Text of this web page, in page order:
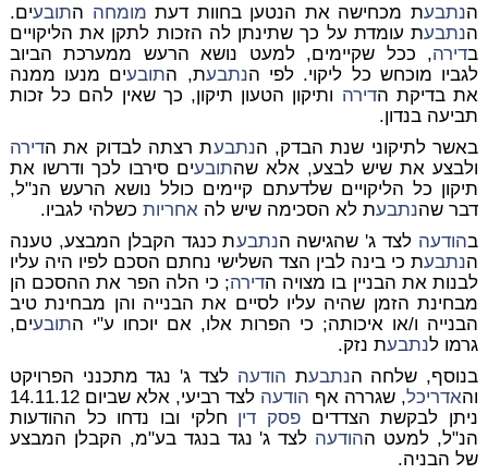
הנתבעת מכחישה את הנטען בחוות דעת מומחה התובעים.
הנתבעת עומדת על כך שתינתן לה הזכות לתקן את הליקויים
בדירה, ככל שקיימים, למעט נושא הרעש ממערכת הביוב
לגביו מוכחש כל ליקוי. לפי הנתבעת, התובעים מנעו ממנה
את בדיקת הדירה ותיקון הטעון תיקון, כך שאין להם כל זכות
תביעה בנדון.
באשר לתיקוני שנת הבדק, הנתבעת רצתה לבדוק את הדירה
ולבצע את שיש לבצע, אלא שהתובעים סירבו לכך ודרשו את
תיקון כל הליקויים שלדעתם קיימים כולל נושא הרעש הנ"ל,
דבר שהנתבעת לא הסכימה שיש לה אחריותכשלהי לגביו.
בהודעה לצד ג' שהגישה הנתבעת כנגד הקבלן המבצע, טענה
הנתבעת כי בינה לבין הצד השלישי נחתם הסכם לפיו היה עליו
לבנות את הבניין בו מצויה הדירה; כי הלה הפר את ההסכם הן
מבחינת הזמן שהיה עליו לסיים את הבנייה והן מבחינת טיב
הבנייה ו/או איכותה; כי הפרות אלו, אם יוכחו ע"י התובעים,
גרמו לנתבעת נזק.
בנוסף, שלחה הנתבעת הודעה לצד ג' נגד מתכנני הפרויקט
והאדריכל, שגררה אף הודעה
לצד רביעי, אלא שביום 14.11.12
ניתן לבקשת הצדדים פסק דין חלקי ובו נדחו כל ההודעות
הנ"ל, למעט ההודעה לצד ג' נגד בנגד בע"מ, הקבלן המבצע
של הבניה.